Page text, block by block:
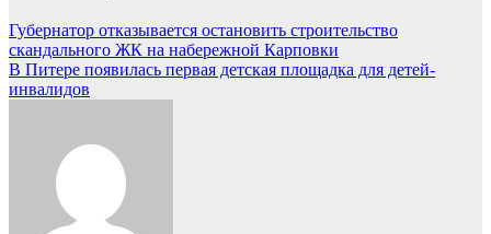
Губернатор отказывается остановить строительство
скандального ЖК на набережной Карповки
В Питере появилась первая детская площадка для детей-
инвалидов